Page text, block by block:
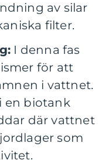
av silar
filter.
I denna fas
för att
i vattnet.
en biotank
där vattnet
som